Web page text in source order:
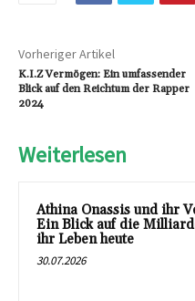
Vorheriger Artikel
K.I.Z Vermögen: Ein umfassender
Blick auf den Reichtum der Rapper
2024
Weiterlesen
Athina Onassis und ihr
Ein Blick auf die
ihr Leben heute
30.07.2026